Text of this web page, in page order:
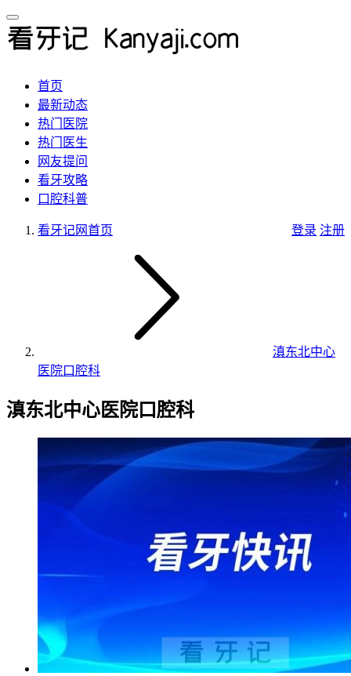
首页
最新动态
热门医院
热门医生
网友提问
看牙攻略
口腔科普
登录 注册
看牙记网首页
滇东北中心
医院口腔科
滇东北中心医院口腔科